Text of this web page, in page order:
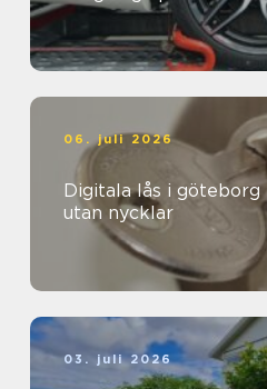
06. juli 2026
Digitala lås i göteborg modern säkerhet
utan nycklar
03. juli 2026